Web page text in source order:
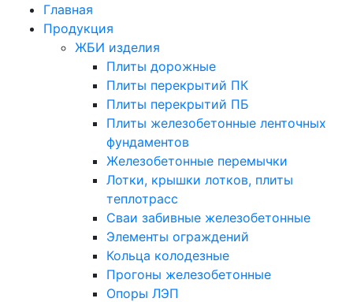
Главная
Продукция
ЖБИ изделия
Плиты дорожные
Плиты перекрытий ПК
Плиты перекрытий ПБ
Плиты железобетонные ленточных
фундаментов
Железобетонные перемычки
Лотки, крышки лотков, плиты
теплотрасс
Сваи забивные железобетонные
Элементы ограждений
Кольца колодезные
Прогоны железобетонные
Опоры ЛЭП